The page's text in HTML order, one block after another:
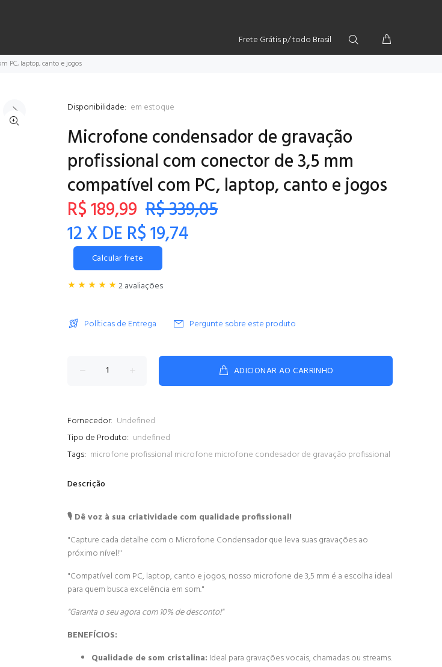
Frete Grátis p/ todo Brasil
PC, laptop, canto e jogos
Disponibilidade: em estoque
Microfone condensador de gravação
profissional com conector de 3,5 mm
compatível com PC, laptop, canto e jogos
R$ 189,99 R$ 339,05
12 X DE R$ 19,74
Calcular frete
2 avaliações
Políticas de Entrega Pergunte sobre este produto
ADICIONAR AO CARRINHO
Fornecedor: Undefined
Tipo de Produto: undefined
Tags: microfone profissional microfone microfone condesador de gravação profissional
Descrição
🎙️ Dê voz à sua criatividade com qualidade profissional!
"Capture cada detalhe com o Microfone Condensador que leva suas gravações ao
próximo nível!"
"Compatível com PC, laptop, canto e jogos, nosso microfone de 3,5 mm é a escolha ideal
para quem busca excelência em som."
"Garanta o seu agora com 10% de desconto!"
BENEFÍCIOS:
Qualidade de som cristalina: Ideal para gravações vocais, chamadas ou streams.